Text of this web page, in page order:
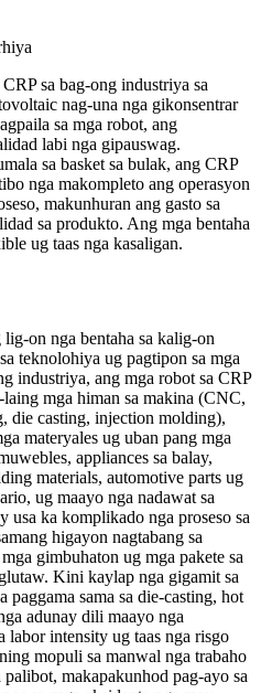
sa bag-ong industriya sa
nag-una nga gikonsentrar
sa mga robot, ang
labi nga gipauswag.
sa basket sa bulak, ang CRP
nga makompleto ang operasyon
makunhuran ang gasto sa
sa produkto. Ang mga bentaha
ug taas nga kasaligan.
on nga bentaha sa kalig-on
teknolohiya ug pagtipon sa mga
industriya, ang mga robot sa CRP
mga himan sa makina (CNC,
die casting, injection molding),
materyales ug uban pang mga
appliances sa balay,
materials, automotive parts ug
ug maayo nga nadawat sa
usa ka komplikado nga proseso sa
higayon nagtabang sa
gimbuhaton ug mga pakete sa
Kini kaylap nga gigamit sa
paggama sama sa die-casting, hot
adunay dili maayo nga
labor intensity ug taas nga risgo
mopuli sa manwal nga trabaho
makapakunhod pag-ayo sa